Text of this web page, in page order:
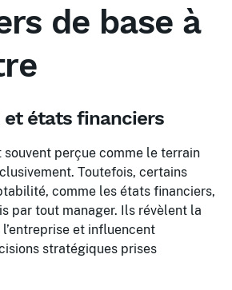
de base à
états financiers
perçue comme le terrain
Toutefois, certains
comme les états financiers,
par tout manager. Ils révèlent la
et influencent
stratégiques prises